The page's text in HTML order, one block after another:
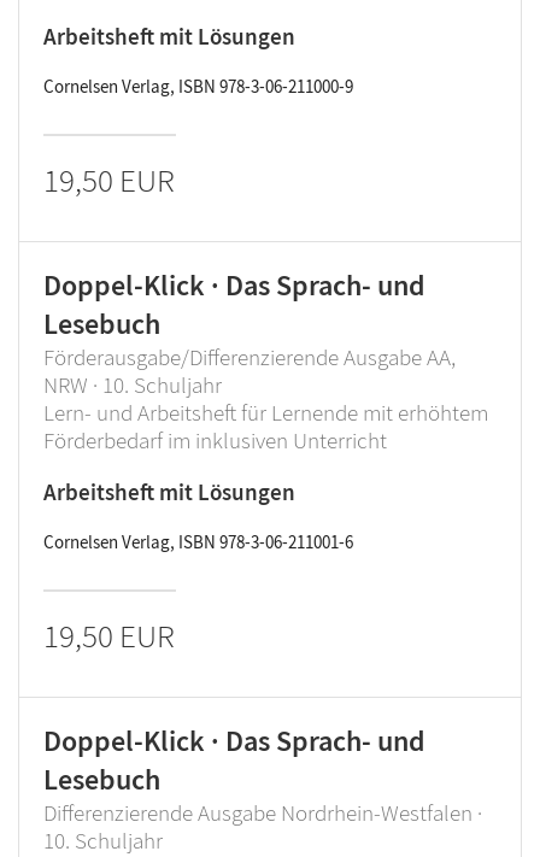
Arbeitsheft mit Lösungen
Cornelsen Verlag, ISBN 978-3-06-211000-9
19,50 EUR
Doppel-Klick · Das Sprach- und
Lesebuch
Förderausgabe/Differenzierende Ausgabe AA,
NRW · 10. Schuljahr
Lern- und Arbeitsheft für Lernende mit erhöhtem
Förderbedarf im inklusiven Unterricht
Arbeitsheft mit Lösungen
Cornelsen Verlag, ISBN 978-3-06-211001-6
19,50 EUR
Doppel-Klick · Das Sprach- und
Lesebuch
Differenzierende Ausgabe Nordrhein-Westfalen ·
10. Schuljahr